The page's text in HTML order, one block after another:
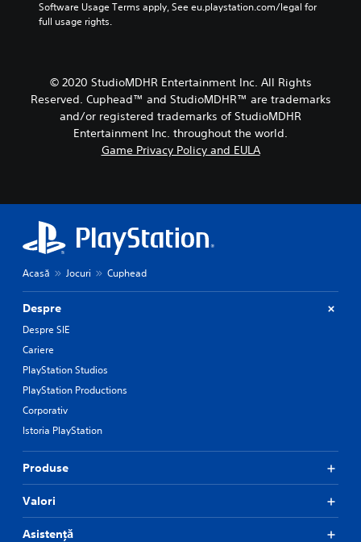
Software Usage Terms apply, See eu.playstation.com/legal for
full usage rights.
© 2020 StudioMDHR Entertainment Inc. All Rights
Reserved. Cuphead™ and StudioMDHR™ are trademarks
and/or registered trademarks of StudioMDHR
Entertainment Inc. throughout the world.
Game Privacy Policy and EULA
Acasă Jocuri Cuphead
Despre
Despre SIE
Cariere
PlayStation Studios
PlayStation Productions
Corporativ
Istoria PlayStation
Produse
Valori
Asistență